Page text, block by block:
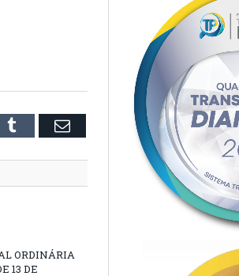
Tumblr Email
ORDINÁRIA
13 DE